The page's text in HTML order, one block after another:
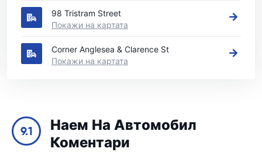
98 Tristram Street
Покажи на картата
Corner Anglesea & Clarence St
Покажи на картата
9.1
Наем На Автомобил
Коментари